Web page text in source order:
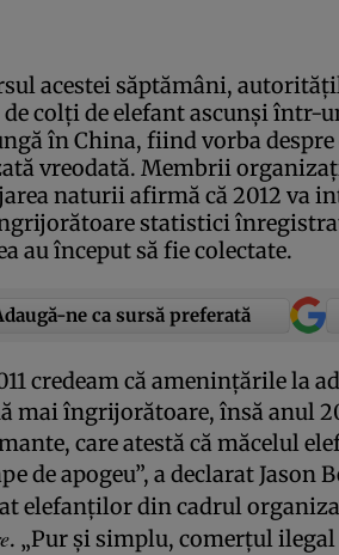
acestei săptămâni,
de colţi de elefant ascunşi într-
în China, fiind vorba
vreodată. Membrii
naturii afirmă că 2012 va
statistici
au început să fie colectate.
ne ca sursă preferată
credeam că ameninţările la
mai îngrijorătoare, însă anul
care atestă că măcelul
de apogeu”, a declarat
elefanţilor din cadrul
. „Pur şi simplu, comerţul